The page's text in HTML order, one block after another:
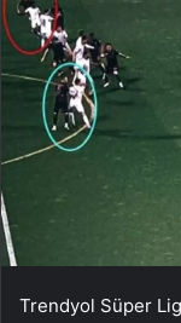
Trendyol Süper